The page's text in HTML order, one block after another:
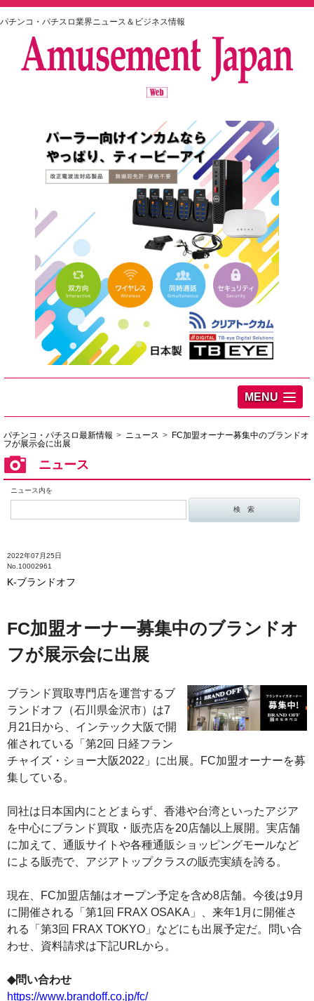
パチンコ・パチスロ業界ニュース＆ビジネス情報
MENU
パチンコ・パチスロ最新情報 ニュース
FC加盟オーナー募集中のブランドオ
フが展示会に出展
ニュース
ニュース内を
2022年07月25日
No.10002961
K-ブランドオフ
FC加盟オーナー募集中のブランドオ
フが展示会に出展
ブランド買取専門店を運営するブ
ランドオフ（石川県金沢市）は7
月21日から、インテック大阪で開
催されている「第2回 日経フラン
チャイズ・ショー大阪2022」に出展。FC加盟オーナーを募
集している。
同社は日本国内にとどまらず、香港や台湾といったアジア
を中心にブランド買取・販売店を20店舗以上展開。実店舗
に加えて、通販サイトや各種通販ショッピングモールなど
による販売で、アジアトップクラスの販売実績を誇る。
現在、FC加盟店舗はオープン予定を含め8店舗。今後は9月
に開催される「第1回 FRAX OSAKA」、来年1月に開催さ
れる「第3回 FRAX TOKYO」などにも出展予定だ。問い合
わせ、資料請求は下記URLから。
◆問い合わせ
https://www.brandoff.co.jp/fc/